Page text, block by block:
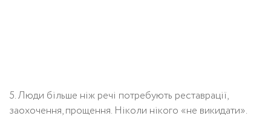
5. Люди більше ніж речі потребують реставрації,
заохочення, прощення. Ніколи нікого «не викидати».